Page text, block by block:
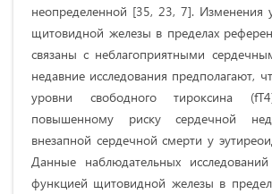
неопределенной [35, 23, 7]. Изменения
щитовидной железы в пределах
связаны с неблагоприятными
недавние исследования предполагают,
уровни свободного тироксина
повышенному риску сердечной
внезапной сердечной смерти у
Данные наблюдательных
функцией щитовидной железы в